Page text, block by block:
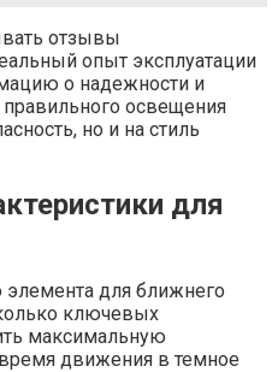
отзывы
опыт эксплуатации
о надежности и
освещения
но и на стиль
для
для ближнего
ключевых
максимальную
движения в темное